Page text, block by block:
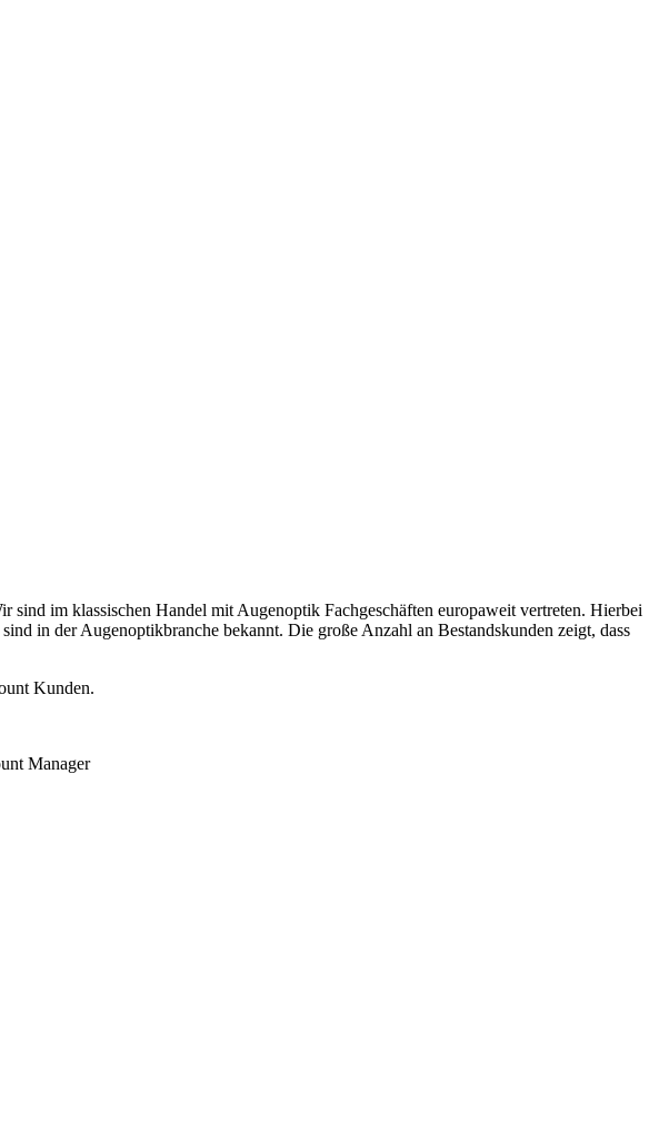
im klassischen Handel mit Augenoptik Fachgeschäften europaweit vertreten. Hierbei
in der Augenoptikbranche bekannt. Die große Anzahl an Bestandskunden zeigt, dass
Kunden.
Manager